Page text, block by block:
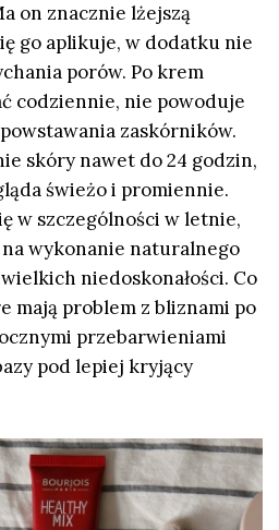
on znacznie lżejszą
go aplikuje, w dodatku nie
porów. Po krem
codziennie, nie powoduje
zaskórników.
skóry nawet do 24 godzin,
świeżo i promiennie.
w szczególności w letnie,
wykonanie naturalnego
niedoskonałości. Co
mają problem z bliznami po
przebarwieniami
pod lepiej kryjący